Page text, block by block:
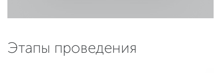
Этапы проведения